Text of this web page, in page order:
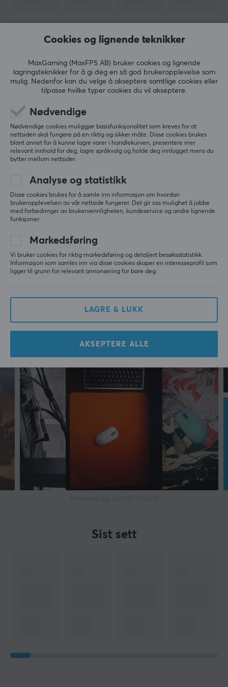
GARANTI
1 års garanti
VIS MER
ANMELDELSER (0) SPØRSMÅL OG SVAR (0)
0.0
Basert på 0 vurderinger
4
0%
3
0%
2
SKRIV ANMELDELSE
Mer fra vårt fellesskap
Sist sett
Cookies og lignende teknikker
MaxGaming (MaxFPS AB) bruker cookies og lignende
lagringsteknikker for å gi deg en så god brukeropplevelse som
mulig. Nedenfor kan du velge å akseptere samtlige cookies eller
tilpasse hvilke typer cookies du vil akseptere.
Nødvendige
Nødvendige cookies muliggjør basisfunksjonalitet som kreves for at
nettsiden skal fungere på en riktig og sikker måte. Disse cookies brukes
blant annet for å kunne lagre varer i handlekurven, presentere mer
relevant innhold for deg, lagre språkvalg og holde deg innlogget mens du
bytter mellom nettsider.
Analyse og statistikk
Disse cookies brukes for å samle inn informasjon om hvordan
brukeropplevelsen av vår nettside fungerer. Det gir oss mulighet å jobbe
med forbedringer av brukervennligheten, kundeservice og andre lignende
funksjoner.
Markedsføring
Vi bruker cookies for riktig markedsføring og detaljert besøksstatistikk.
Informasjon som samles inn via disse cookies skaper en interesseprofil som
ligger til grunn for relevant annonsering for bare deg.
LAGRE & LUKK
AKSEPTERE ALLE